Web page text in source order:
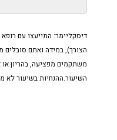
דיסקליימר: התייעצו עם
הצורך), במידה ואתם
משתקמים מפציעה, בהריון
השיעור.ההנחיות בשיעור לא